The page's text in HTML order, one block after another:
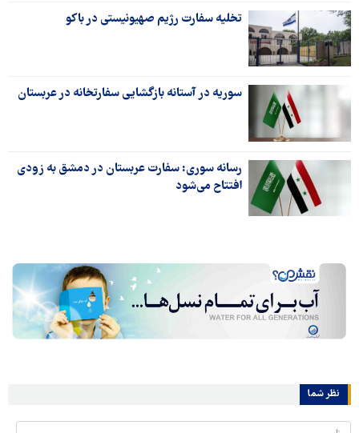
تخلیه سفارت رژیم صهیونیستی در باکو
سوریه در آستانه بازگشایی سفارتخانه در عربستان
رسانه سوری: سفارت عربستان در دمشق به زودی
افتتاح می‌شود
نظر شما